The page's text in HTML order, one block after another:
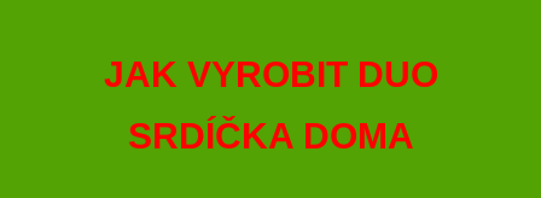
JAK VYROBIT DUO
SRDÍČKA DOMA